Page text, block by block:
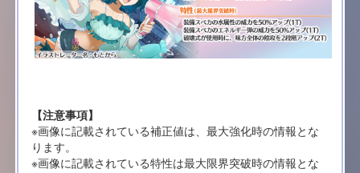
【注意事項】
※画像に記載されている補正値は、最大強化時の情報とな
ります。
※画像に記載されている特性は最大限界突破時の情報とな